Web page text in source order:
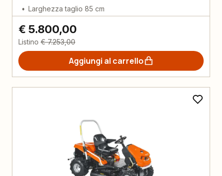
Larghezza taglio 85 cm
€ 5.800,00
Listino € 7.253,00
Aggiungi al carrello